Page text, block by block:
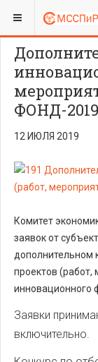
ВЫ ЗДЕСЬ:
ФОНД-
12 ИЮЛЯ 2019
Комитет
заявок от
дополнительном
проектов (работ,
инновационного
Заявки
включительно.